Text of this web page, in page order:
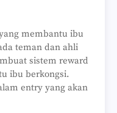
membantu ibu
teman dan ahli
sistem reward
ibu berkongsi.
entry yang akan